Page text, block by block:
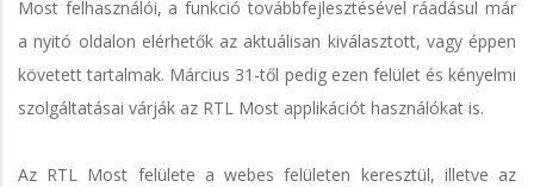
Most felhasználói, a funkció továbbfejlesztésével ráadásul már
a nyitó oldalon elérhetők az aktuálisan kiválasztott, vagy éppen
követett tartalmak. Március 31-től pedig ezen felület és kényelmi
szolgáltatásai várják az RTL Most applikációt használókat is.
Az RTL Most felülete a webes felületen keresztül, illetve az